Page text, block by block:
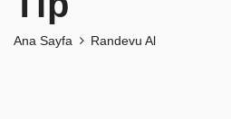
Ana Sayfa Randevu Al